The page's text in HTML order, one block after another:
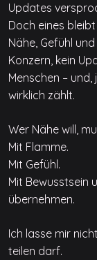
Updates
Doch eines
Nähe, Gefühl
Konzern, kein
Menschen –
wirklich zählt.
Wer Nähe will,
Mit Flamme.
Mit Gefühl.
Mit Bewusstsein
übernehmen.
Ich lasse mir
teilen darf.